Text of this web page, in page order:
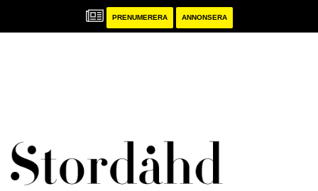
PRENUMERERA ANNONSERA